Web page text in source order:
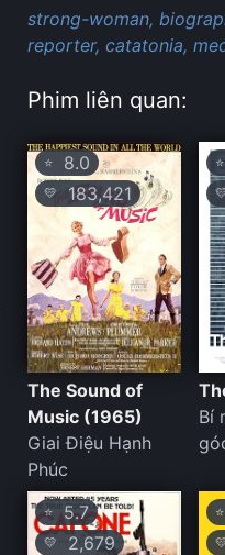
strong-woman,
reporter, catatonia,
Phim liên quan:
⭐ 8.0
💛 183,421
The Sound of
Music (1965)
Giai Điệu Hạnh
Phúc
⭐
Bí
⭐ 5.7
💛 2,679
⭐